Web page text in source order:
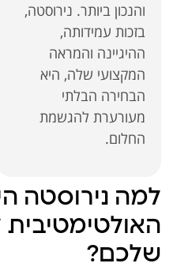
והנכון ביותר. נירוסטה,
בזכות עמידותה,
ההיגיינה והמראה
המקצועי שלה, היא
הבחירה הבלתי
מעורערת להגשמת
החלום.
למה נירוסטה
שלכם?